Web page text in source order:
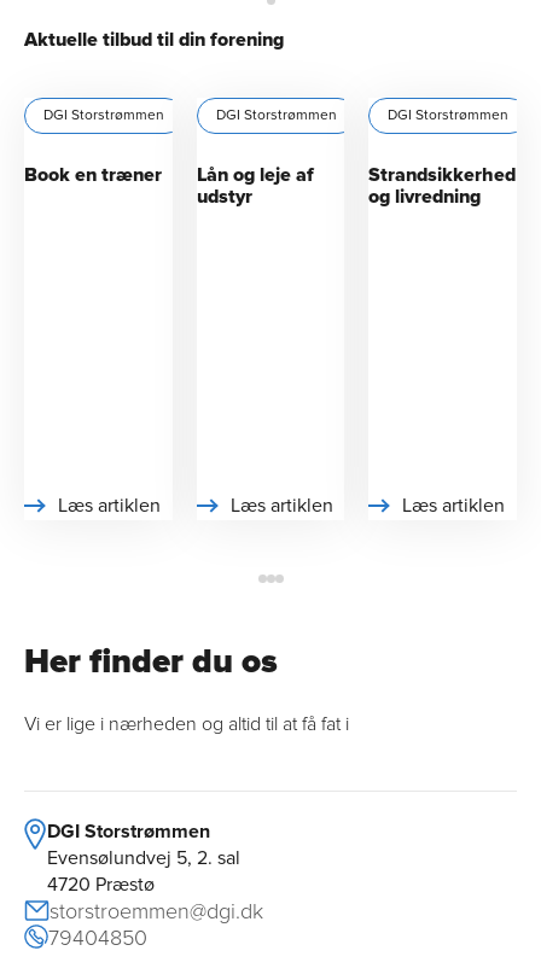
Aktuelle tilbud til din forening
DGI Storstrømmen
Book en træner
Læs artiklen
DGI Storstrømmen
Lån og leje af
udstyr
Læs artiklen
DGI Storstrømmen
Strandsikkerhed
og livredning
Læs artiklen
Her finder du os
Vi er lige i nærheden og altid til at få fat i
DGI Storstrømmen
Evensølundvej 5, 2. sal
4720 Præstø
storstroemmen@dgi.dk
79404850